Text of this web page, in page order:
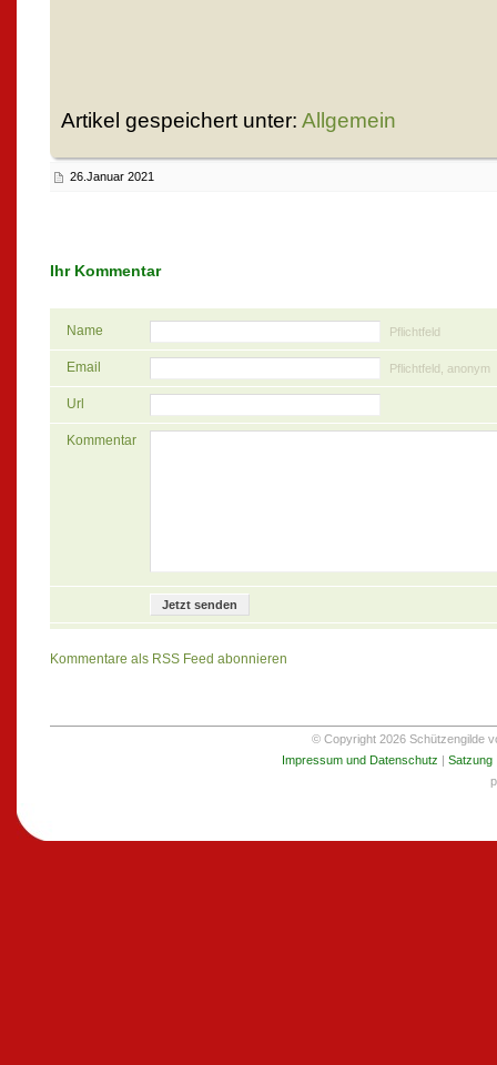
Artikel gespeichert unter: Allgemein
26.Januar 2021
Ihr Kommentar
Name Pflichtfeld
Email Pflichtfeld, anonym
Url
Kommentar
Kommentare als RSS Feed abonnieren
© Copyright 2026 Schützengilde
Impressum und Datenschutz | Satzung